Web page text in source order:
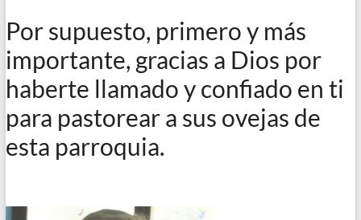
Por supuesto, primero y más
importante, gracias a Dios por
haberte llamado y confiado en ti
para pastorear a sus ovejas de
esta parroquia.